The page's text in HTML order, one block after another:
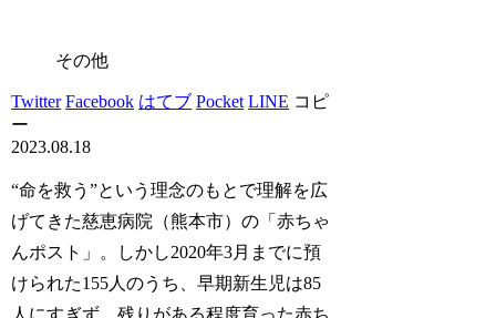
その他
Twitter Facebook はてブ Pocket LINE コピ
ー
2023.08.18
“命を救う”という理念のもとで理解を広
げてきた慈恵病院（熊本市）の「赤ちゃ
んポスト」。しかし2020年3月までに預
けられた155人のうち、早期新生児は85
人にすぎず、残りがある程度育った赤ち